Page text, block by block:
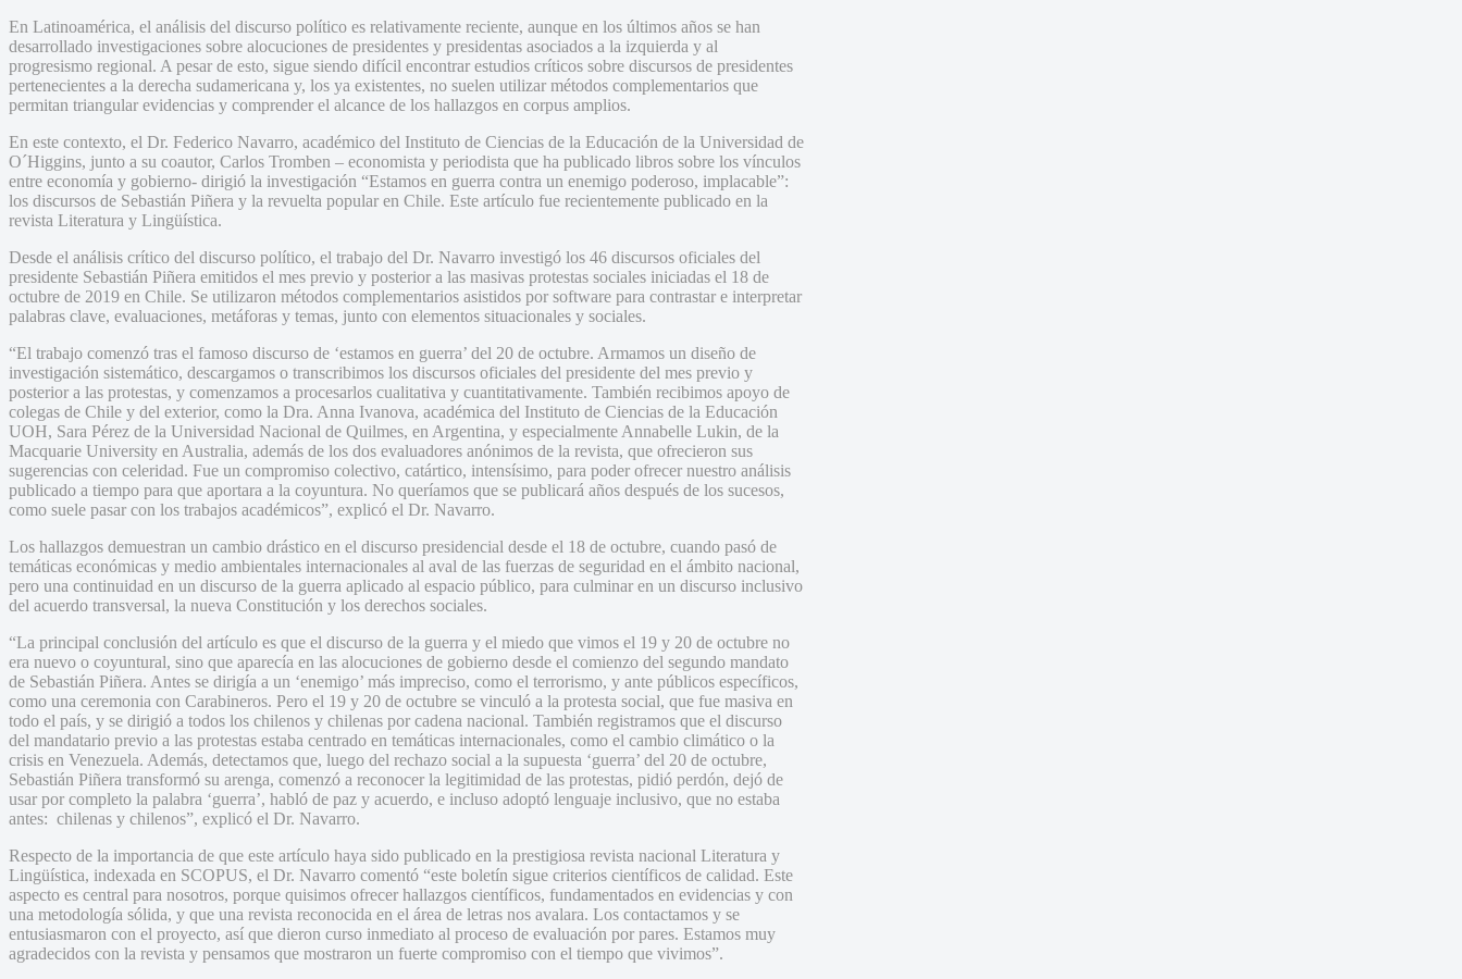
En Latinoamérica, el análisis del discurso político es relativamente reciente, aunque en los últimos años se han
desarrollado investigaciones sobre alocuciones de presidentes y presidentas asociados a la izquierda y al
progresismo regional. A pesar de esto, sigue siendo difícil encontrar estudios críticos sobre discursos de presidentes
pertenecientes a la derecha sudamericana y, los ya existentes, no suelen utilizar métodos complementarios que
permitan triangular evidencias y comprender el alcance de los hallazgos en corpus amplios.
En este contexto, el Dr. Federico Navarro, académico del Instituto de Ciencias de la Educación de la Universidad de
O´Higgins, junto a su coautor, Carlos Tromben – economista y periodista que ha publicado libros sobre los vínculos
entre economía y gobierno- dirigió la investigación “Estamos en guerra contra un enemigo poderoso, implacable”:
los discursos de Sebastián Piñera y la revuelta popular en Chile. Este artículo fue recientemente publicado en la
revista Literatura y Lingüística.
Desde el análisis crítico del discurso político, el trabajo del Dr. Navarro investigó los 46 discursos oficiales del
presidente Sebastián Piñera emitidos el mes previo y posterior a las masivas protestas sociales iniciadas el 18 de
octubre de 2019 en Chile. Se utilizaron métodos complementarios asistidos por software para contrastar e interpretar
palabras clave, evaluaciones, metáforas y temas, junto con elementos situacionales y sociales.
“El trabajo comenzó tras el famoso discurso de ‘estamos en guerra’ del 20 de octubre. Armamos un diseño de
investigación sistemático, descargamos o transcribimos los discursos oficiales del presidente del mes previo y
posterior a las protestas, y comenzamos a procesarlos cualitativa y cuantitativamente. También recibimos apoyo de
colegas de Chile y del exterior, como la Dra. Anna Ivanova, académica del Instituto de Ciencias de la Educación
UOH, Sara Pérez de la Universidad Nacional de Quilmes, en Argentina, y especialmente Annabelle Lukin, de la
Macquarie University en Australia, además de los dos evaluadores anónimos de la revista, que ofrecieron sus
sugerencias con celeridad. Fue un compromiso colectivo, catártico, intensísimo, para poder ofrecer nuestro análisis
publicado a tiempo para que aportara a la coyuntura. No queríamos que se publicará años después de los sucesos,
como suele pasar con los trabajos académicos”, explicó el Dr. Navarro.
Los hallazgos demuestran un cambio drástico en el discurso presidencial desde el 18 de octubre, cuando pasó de
temáticas económicas y medio ambientales internacionales al aval de las fuerzas de seguridad en el ámbito nacional,
pero una continuidad en un discurso de la guerra aplicado al espacio público, para culminar en un discurso inclusivo
del acuerdo transversal, la nueva Constitución y los derechos sociales.
“La principal conclusión del artículo es que el discurso de la guerra y el miedo que vimos el 19 y 20 de octubre no
era nuevo o coyuntural, sino que aparecía en las alocuciones de gobierno desde el comienzo del segundo mandato
de Sebastián Piñera. Antes se dirigía a un ‘enemigo’ más impreciso, como el terrorismo, y ante públicos específicos,
como una ceremonia con Carabineros. Pero el 19 y 20 de octubre se vinculó a la protesta social, que fue masiva en
todo el país, y se dirigió a todos los chilenos y chilenas por cadena nacional. También registramos que el discurso
del mandatario previo a las protestas estaba centrado en temáticas internacionales, como el cambio climático o la
crisis en Venezuela. Además, detectamos que, luego del rechazo social a la supuesta ‘guerra’ del 20 de octubre,
Sebastián Piñera transformó su arenga, comenzó a reconocer la legitimidad de las protestas, pidió perdón, dejó de
usar por completo la palabra ‘guerra’, habló de paz y acuerdo, e incluso adoptó lenguaje inclusivo, que no estaba
antes: chilenas y chilenos”, explicó el Dr. Navarro.
Respecto de la importancia de que este artículo haya sido publicado en la prestigiosa revista nacional Literatura y
Lingüística, indexada en SCOPUS, el Dr. Navarro comentó “este boletín sigue criterios científicos de calidad. Este
aspecto es central para nosotros, porque quisimos ofrecer hallazgos científicos, fundamentados en evidencias y con
una metodología sólida, y que una revista reconocida en el área de letras nos avalara. Los contactamos y se
entusiasmaron con el proyecto, así que dieron curso inmediato al proceso de evaluación por pares. Estamos muy
agradecidos con la revista y pensamos que mostraron un fuerte compromiso con el tiempo que vivimos”.